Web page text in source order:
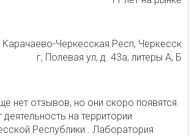
Черкесская Респ, Черкесск
г, Полевая ул, д. 43а, литеры А, Б
нет отзывов, но они скоро появятся.
на территории
Республики . Лаборатория